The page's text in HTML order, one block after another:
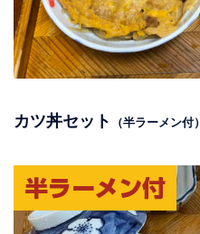
カツ丼セット （半ラーメン付）